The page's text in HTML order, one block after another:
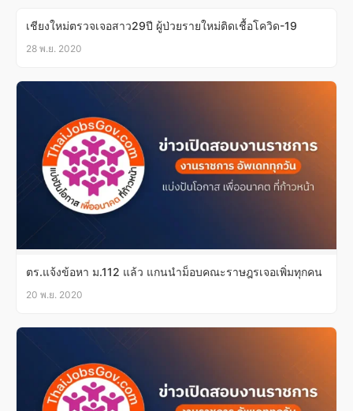
เชียงใหม่ตรวจเจอสาว29ปี ผู้ป่วยรายใหม่ติดเชื้อโควิด-19
28 พ.ย. 2020
ตร.แจ้งข้อหา ม.112 แล้ว แกนนำม็อบคณะราษฎรเจอเพิ่มทุกคน
20 พ.ย. 2020